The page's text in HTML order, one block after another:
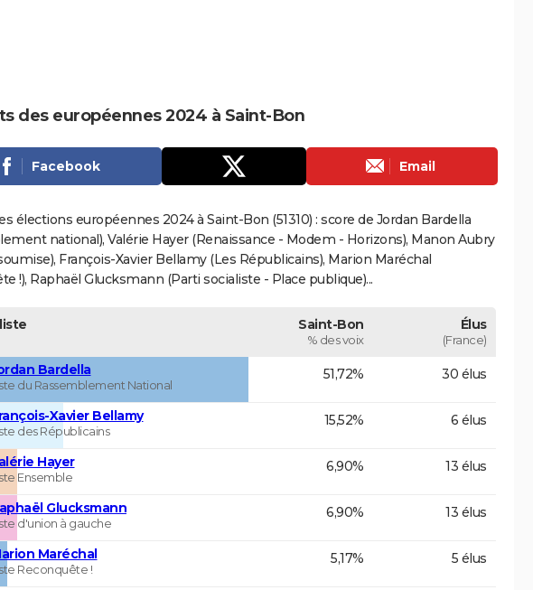
des européennes 2024 à Saint-Bon
Facebook Email
élections européennes 2024 à Saint-Bon (51310) : score de Jordan Bardella
national), Valérie Hayer (Renaissance - Modem - Horizons), Manon Aubry
François-Xavier Bellamy (Les Républicains), Marion Maréchal
!), Raphaël Glucksmann (Parti socialiste - Place publique)...
Saint-Bon
% des voix
Élus
(France)
Bardella
du Rassemblement National
51,72% 30 élus
Xavier Bellamy
des Républicains
15,52% 6 élus
Hayer
Ensemble
6,90% 13 élus
Glucksmann
d'union à gauche
6,90% 13 élus
Maréchal
Reconquête !
5,17% 5 élus